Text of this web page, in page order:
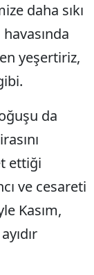
daha sıkı
yeşertiriz,
da
ettiği
ve cesareti
Kasım,